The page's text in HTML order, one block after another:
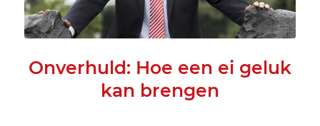
Onverhuld: Hoe een ei geluk
kan brengen